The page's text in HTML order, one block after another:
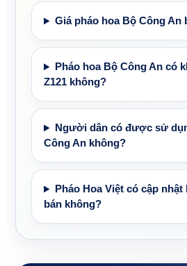
Giá pháo hoa Bộ Công An
Pháo hoa Bộ Công An có
Z121 không?
Người dân có được sử
Công An không?
Pháo Hoa Việt có cập nhật
bán không?